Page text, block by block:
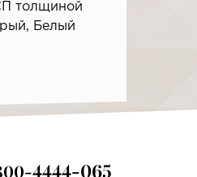
толщиной
Белый
4444-065